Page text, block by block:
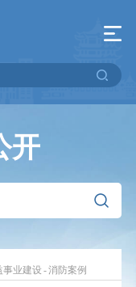
开
事业建设 -消防案例